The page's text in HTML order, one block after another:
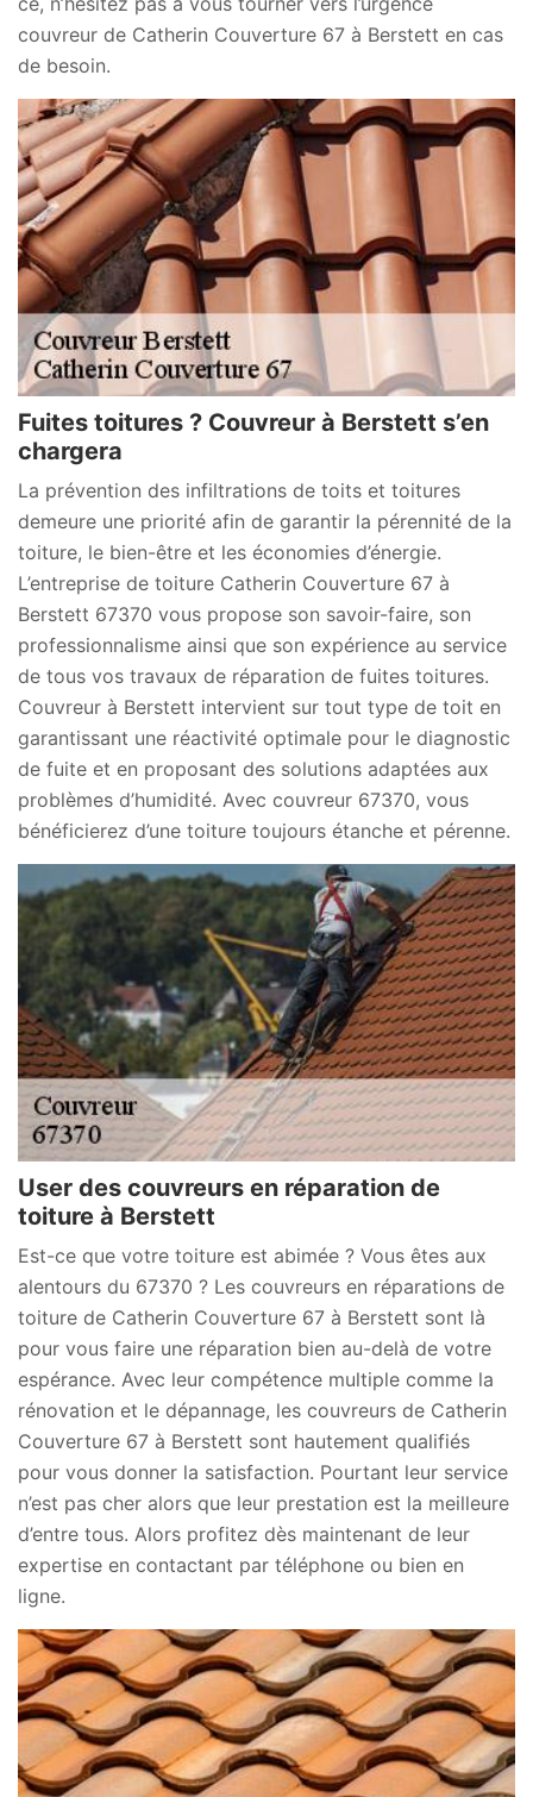
couvreur de Catherin Couverture 67 à Berstett en cas
de besoin.
Fuites toitures ? Couvreur à Berstett s’en
chargera
La prévention des infiltrations de toits et toitures
demeure une priorité afin de garantir la pérennité de la
toiture, le bien-être et les économies d’énergie.
L’entreprise de toiture Catherin Couverture 67 à
Berstett 67370 vous propose son savoir-faire, son
professionnalisme ainsi que son expérience au service
de tous vos travaux de réparation de fuites toitures.
Couvreur à Berstett intervient sur tout type de toit en
garantissant une réactivité optimale pour le diagnostic
de fuite et en proposant des solutions adaptées aux
problèmes d’humidité. Avec couvreur 67370, vous
bénéficierez d’une toiture toujours étanche et pérenne.
User des couvreurs en réparation de
toiture à Berstett
Est-ce que votre toiture est abimée ? Vous êtes aux
alentours du 67370 ? Les couvreurs en réparations de
toiture de Catherin Couverture 67 à Berstett sont là
pour vous faire une réparation bien au-delà de votre
espérance. Avec leur compétence multiple comme la
rénovation et le dépannage, les couvreurs de Catherin
Couverture 67 à Berstett sont hautement qualifiés
pour vous donner la satisfaction. Pourtant leur service
n’est pas cher alors que leur prestation est la meilleure
d’entre tous. Alors profitez dès maintenant de leur
expertise en contactant par téléphone ou bien en
ligne.